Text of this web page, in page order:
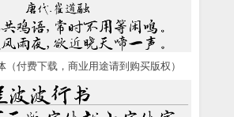
（付费下载，商业用途请到购买版权）